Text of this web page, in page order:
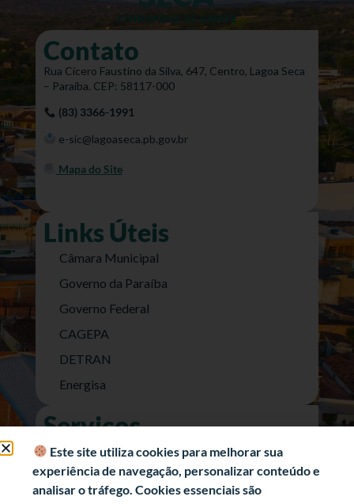
Contato
Rua Cícero Faustino da Silva, 647, Centro, Lagoa Seca
– Paraíba. CEP: 58117-000
(83) 3366-1991
e-sic@lagoaseca.pb.gov.br
Mapa do Site
Links Úteis
Câmara Municipal
Governo da Paraíba
Governo Federal
CAGEPA
DETRAN
Energisa
Serviços
Nota Fiscal Eletrônica
e-SIC (Acesso a Informação)
Este site utiliza cookies para melhorar sua
experiência de navegação, personalizar conteúdo e
analisar o tráfego. Cookies essenciais são